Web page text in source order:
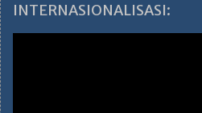
INTERNASIONALISASI: